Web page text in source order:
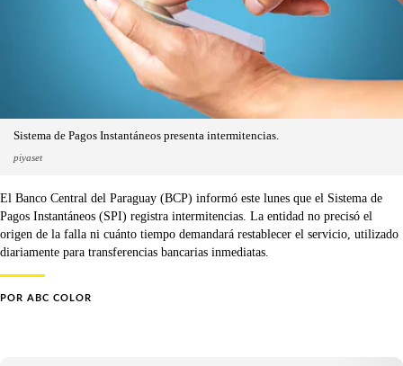
Sistema de Pagos Instantáneos presenta intermitencias.
piyaset
El Banco Central del Paraguay (BCP) informó este lunes que el Sistema de
Pagos Instantáneos (SPI) registra intermitencias. La entidad no precisó el
origen de la falla ni cuánto tiempo demandará restablecer el servicio, utilizado
diariamente para transferencias bancarias inmediatas.
POR ABC COLOR